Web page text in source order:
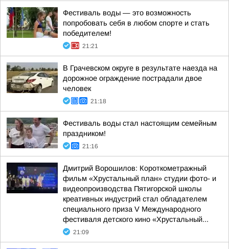
Фестиваль воды — это возможность
попробовать себя в любом спорте и стать
победителем!
21:21
В Грачевском округе в результате наезда на
дорожное ограждение пострадали двое
человек
21:18
Фестиваль воды стал настоящим семейным
праздником!
21:16
Дмитрий Ворошилов: Короткометражный
фильм «Хрустальный план» студии фото- и
видеопроизводства Пятигорской школы
креативных индустрий стал обладателем
специального приза V Международного
фестиваля детского кино «Хрустальный...
21:09